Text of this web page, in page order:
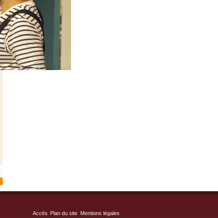
Accès Plan du site Mentions légales